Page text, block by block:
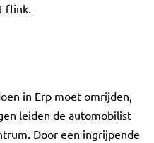
flink.
in Erp moet omrijden,
leiden de automobilist
Door een ingrijpende